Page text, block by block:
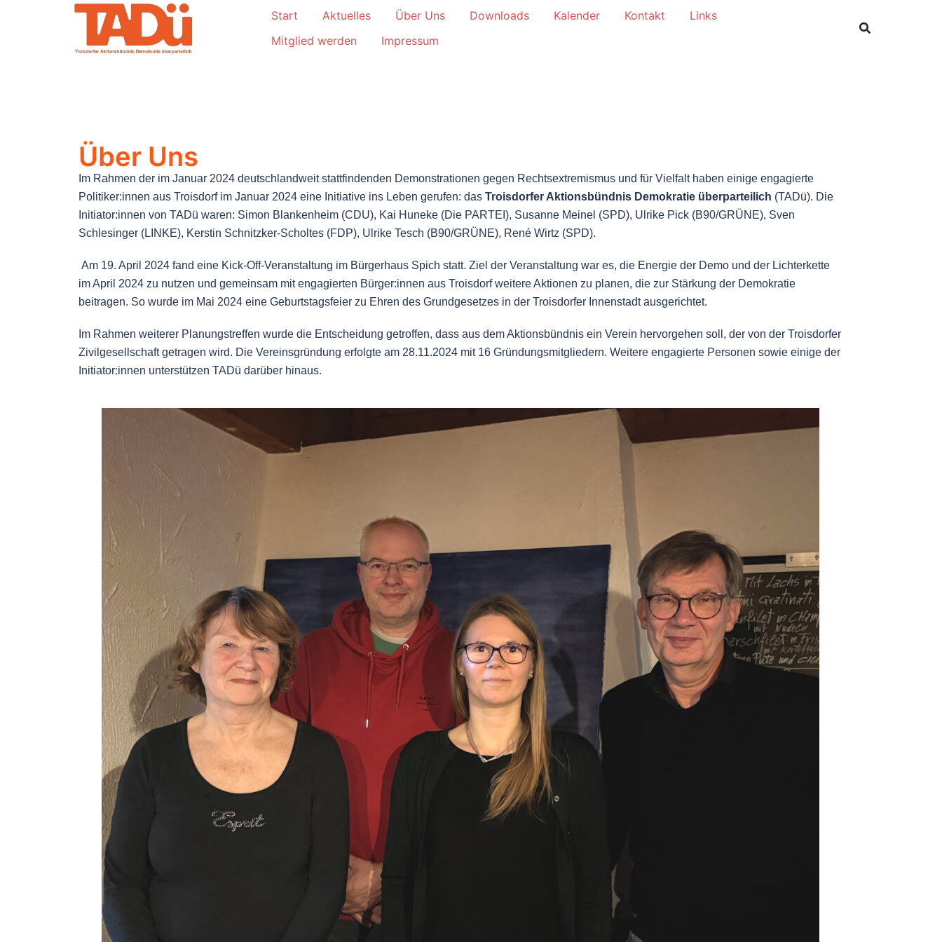
Start Aktuelles Über Uns Downloads Kalender Kontakt
Links
Mitglied werden
Impressum
Über Uns
Im Rahmen der im Januar 2024 deutschlandweit stattfindenden Demonstrationen gegen Rechtsextremismus und für Vielfalt haben einige engagierte
Politiker:innen aus Troisdorf im Januar 2024 eine Initiative ins Leben gerufen: das Troisdorfer Aktionsbündnis Demokratie überparteilich (TADü). Die
Initiator:innen von TADü waren: Simon Blankenheim (CDU), Kai Huneke (Die PARTEI), Susanne Meinel (SPD), Ulrike Pick (B90/GRÜNE), Sven
Schlesinger (LINKE), Kerstin Schnitzker-Scholtes (FDP), Ulrike Tesch (B90/GRÜNE), René Wirtz (SPD).
Am 19. April 2024 fand eine Kick-Off-Veranstaltung im Bürgerhaus Spich statt. Ziel der Veranstaltung war es, die Energie der Demo und der Lichterkette
im April 2024 zu nutzen und gemeinsam mit engagierten Bürger:innen aus Troisdorf weitere Aktionen zu planen, die zur Stärkung der Demokratie
beitragen. So wurde im Mai 2024 eine Geburtstagsfeier zu Ehren des Grundgesetzes in der Troisdorfer Innenstadt ausgerichtet.
Im Rahmen weiterer Planungstreffen wurde die Entscheidung getroffen, dass aus dem Aktionsbündnis ein Verein hervorgehen soll, der von der Troisdorfer
Zivilgesellschaft getragen wird. Die Vereinsgründung erfolgte am 28.11.2024 mit 16 Gründungsmitgliedern. Weitere engagierte Personen sowie einige der
Initiator:innen unterstützen TADü darüber hinaus.